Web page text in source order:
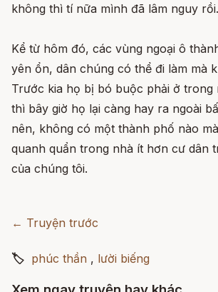
không thì tí nữa mình đã lâm nguy rồi.
Kể từ hôm đó, các vùng ngoại ô
yên ổn, dân chúng có thể đi làm mà
Trước kia họ bị bó buộc phải ở trong
thì bây giờ họ lại càng hay ra ngoài
nên, không có một thành phố nào
quanh quẩn trong nhà ít hơn cư dân
của chúng tôi.
← Truyện trước
🏷 phúc thần , lười biếng